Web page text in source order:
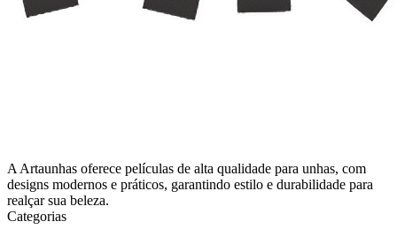
A Artaunhas oferece películas de alta qualidade para unhas, com
designs modernos e práticos, garantindo estilo e durabilidade para
realçar sua beleza.
Categorias